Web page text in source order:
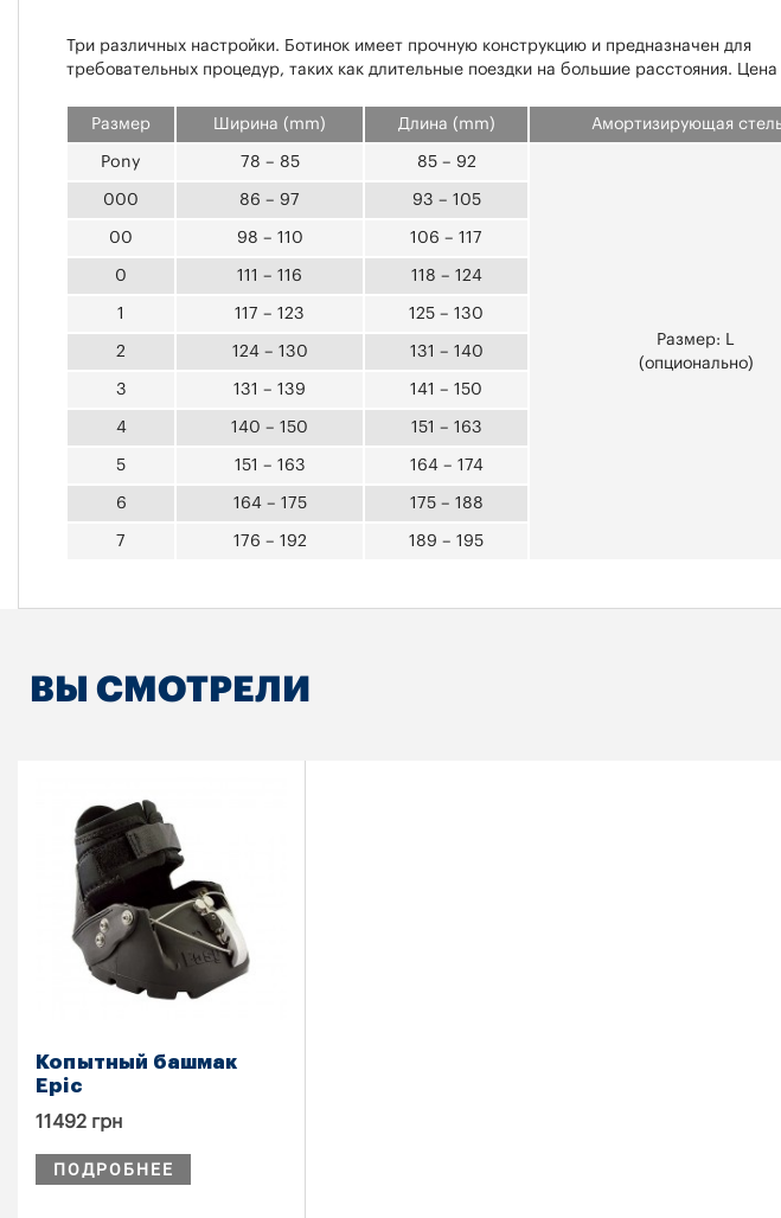
Три различных настройки. Ботинок имеет прочную конструкцию и предназначен для
требовательных процедур, таких как длительные поездки на большие расстояния. Цена
Размер Ширина (mm) Длина (mm) Амортизирующая
Pony 78 – 85 85 – 92
Размер: L
(опционально)
000 86 – 97 93 – 105
00 98 – 110 106 – 117
0 111 – 116 118 – 124
1 117 – 123 125 – 130
2 124 – 130 131 – 140
3 131 – 139 141 – 150
4 140 – 150 151 – 163
5 151 – 163 164 – 174
6 164 – 175 175 – 188
7 176 – 192 189 – 195
ВЫ СМОТРЕЛИ
Копытный башмак
Epic
11492 грн
ПОДРОБНЕЕ